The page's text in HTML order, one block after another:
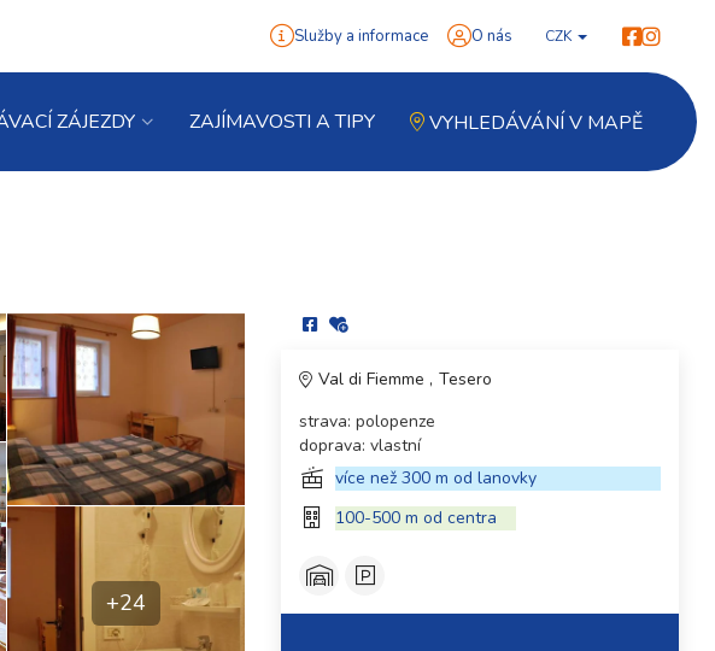
Služby a informace O nás CZK
ZÁJEZDY ZAJÍMAVOSTI A TIPY VYHLEDÁVÁNÍ V MAPĚ
+24
Val di Fiemme
Tesero
strava: polopenze
doprava: vlastní
více než 300 m od lanovky
100-500 m od centra